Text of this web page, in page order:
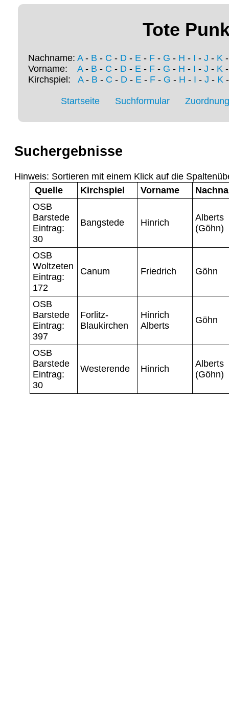
Tote
Nachname: A- B - C - D - E - F - G - H - I - J - K
Vorname: A- B - C - D - E - F - G - H - I - J - K
Kirchspiel: A- B - C - D- E- F- G - H - I - J - K
Startseite Suchformular
Suchergebnisse
Hinweis: Sortieren mit einem Klick auf die
Quelle
Kirchspiel Vorname
OSB
Barstede
Eintrag:
30
Bangstede Hinrich
Alberts
(Göhn)
OSB
Woltzeten
Eintrag:
172
Canum Friedrich Göhn
OSB
Barstede
Eintrag:
397
Forlitz-
Blaukirchen
Hinrich
Alberts
Göhn
OSB
Barstede
Eintrag:
30
Westerende Hinrich
Alberts
(Göhn)